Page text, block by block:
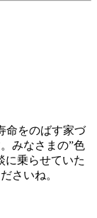
命をのばす家づ
みなさまの”色
に乗らせていた
さいね。